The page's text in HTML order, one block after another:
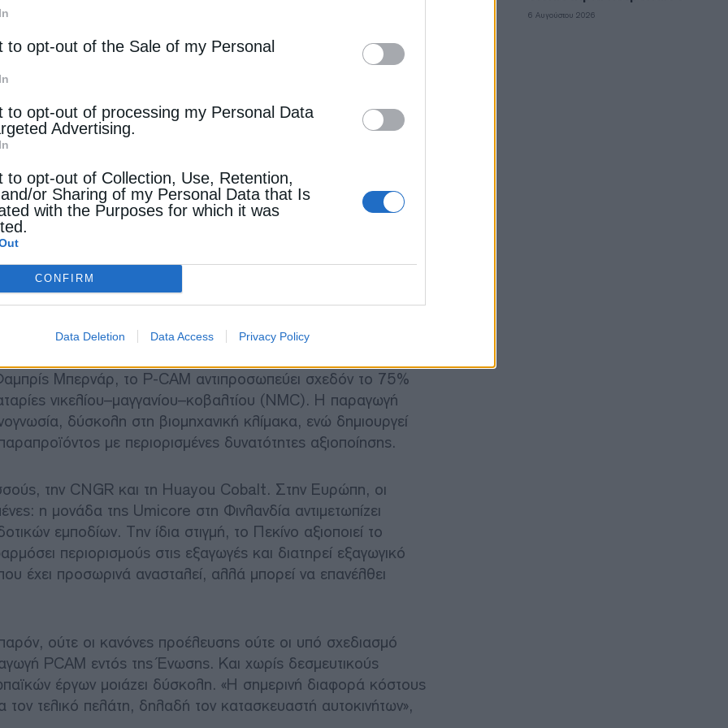
to opt-out of the Sale of my Personal
to opt-out of processing my Personal Data
Advertising.
to opt-out of Collection, Use, Retention,
or Sharing of my Personal Data that Is
with the Purposes for which it was
CONFIRM
Data Deletion Data Access Privacy Policy
και ανόδου, έχει διάρκεια ζωής μόλις τρεις έως έξι
μεγάλων ποσοτήτων από την Ασία.
σημειώνει ο σύμβουλος της Avicenne Energy, Φαμπρίς
σε λιγότερους παίκτες. Ο κινεζικός όμιλος Tinci,
για την ευρωπαϊκή αγορά.
στα πρόδρομα ενεργά υλικά καθόδου (P-CAM), έναν
της αλυσίδας.
Μπερνάρ, το P-CAM αντιπροσωπεύει σχεδόν το 75%
νικελίου–μαγγανίου–κοβαλτίου (NMC). Η παραγωγή
δύσκολη στη βιομηχανική κλίμακα, ενώ δημιουργεί
με περιορισμένες δυνατότητες αξιοποίησης.
την CNGR και τη Huayou Cobalt. Στην Ευρώπη, οι
η μονάδα της Umicore στη Φινλανδία αντιμετωπίζει
εμποδίων. Την ίδια στιγμή, το Πεκίνο αξιοποιεί το
περιορισμούς στις εξαγωγές και διατηρεί εξαγωγικό
έχει προσωρινά ανασταλεί, αλλά μπορεί να επανέλθει
ούτε οι κανόνες προέλευσης ούτε οι υπό σχεδιασμό
PCAM εντός της Ένωσης. Και χωρίς δεσμευτικούς
έργων μοιάζει δύσκολη. «Η σημερινή διαφορά κόστους
τον τελικό πελάτη, δηλαδή τον κατασκευαστή αυτοκινήτων»,
6 Αυγούστου 2026